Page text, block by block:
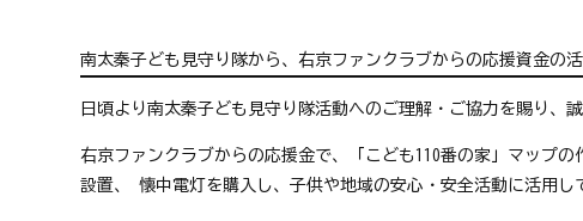
南太秦子ども見守り隊から、右京ファンクラブからの応援資金の
日頃より南太秦子ども見守り隊活動へのご理解・ご協力を賜り、
右京ファンクラブからの応援金で、「こども110番の家」マップ
設置、 懐中電灯を購入し、子供や地域の安心・安全活動に活用し